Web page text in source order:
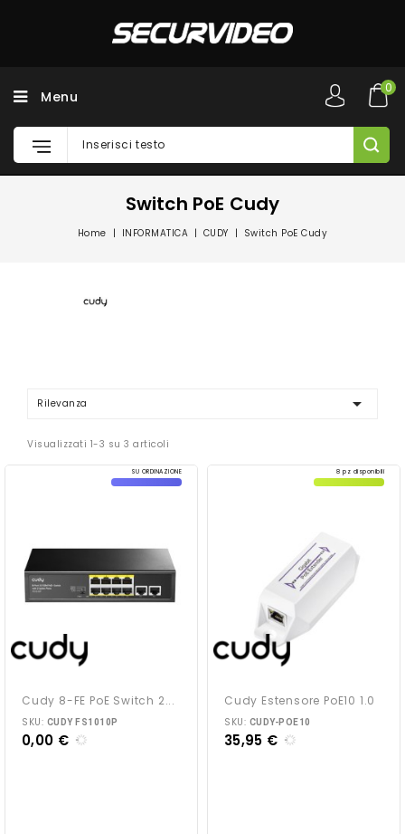
Menu
0
Switch PoE Cudy
Home INFORMATICA CUDY Switch PoE Cudy
Rilevanza 
Visualizzati 1-3 su 3 articoli
SU ORDINAZIONE
Cudy 8-FE PoE Switch 2...
SKU: CUDY FS1010P
0,00 €
8 pz disponibili
Cudy Estensore PoE10 1.0
SKU: CUDY-POE10
35,95 €